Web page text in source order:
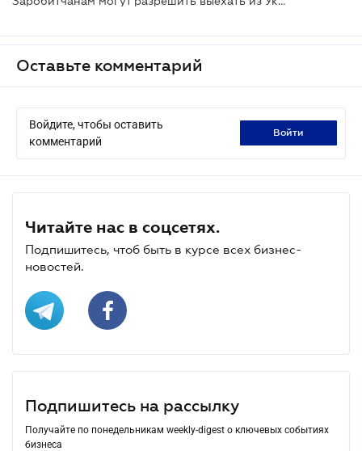
Оставьте комментарий
Войдите, чтобы оставить
комментарий
войти
Читайте нас в соцсетях.
Подпишитесь, чтоб быть в курсе всех бизнес-
новостей.
Подпишитесь на рассылку
Получайте по понедельникам weekly-digest о ключевых событиях
бизнеса